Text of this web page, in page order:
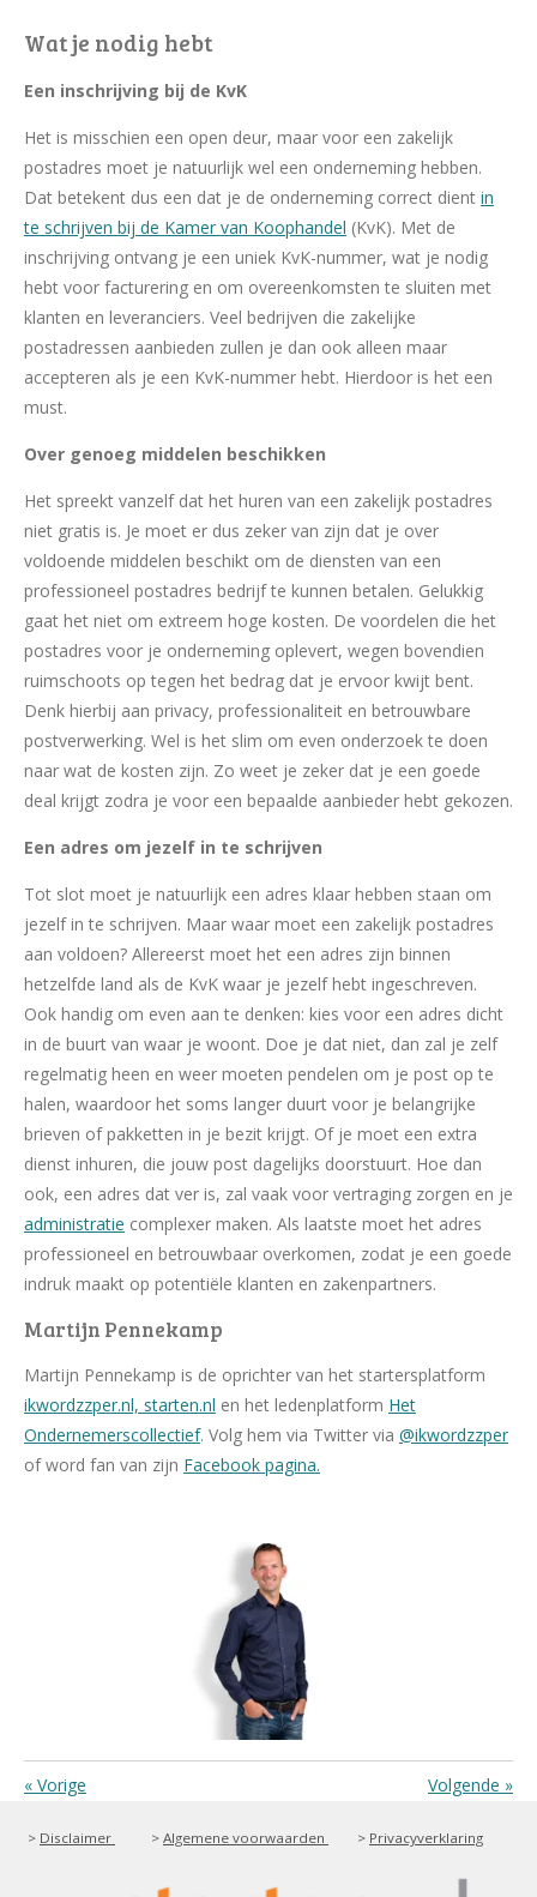
Wat je nodig hebt
Een inschrijving bij de KvK
Het is misschien een open deur, maar voor een zakelijk
postadres moet je natuurlijk wel een onderneming hebben.
Dat betekent dus een dat je de onderneming correct dient in
te schrijven bij de Kamer van Koophandel (KvK). Met de
inschrijving ontvang je een uniek KvK-nummer, wat je nodig
hebt voor facturering en om overeenkomsten te sluiten met
klanten en leveranciers. Veel bedrijven die zakelijke
postadressen aanbieden zullen je dan ook alleen maar
accepteren als je een KvK-nummer hebt. Hierdoor is het een
must.
Over genoeg middelen beschikken
Het spreekt vanzelf dat het huren van een zakelijk postadres
niet gratis is. Je moet er dus zeker van zijn dat je over
voldoende middelen beschikt om de diensten van een
professioneel postadres bedrijf te kunnen betalen. Gelukkig
gaat het niet om extreem hoge kosten. De voordelen die het
postadres voor je onderneming oplevert, wegen bovendien
ruimschoots op tegen het bedrag dat je ervoor kwijt bent.
Denk hierbij aan privacy, professionaliteit en betrouwbare
postverwerking. Wel is het slim om even onderzoek te doen
naar wat de kosten zijn. Zo weet je zeker dat je een goede
deal krijgt zodra je voor een bepaalde aanbieder hebt gekozen.
Een adres om jezelf in te schrijven
Tot slot moet je natuurlijk een adres klaar hebben staan om
jezelf in te schrijven. Maar waar moet een zakelijk postadres
aan voldoen? Allereerst moet het een adres zijn binnen
hetzelfde land als de KvK waar je jezelf hebt ingeschreven.
Ook handig om even aan te denken: kies voor een adres dicht
in de buurt van waar je woont. Doe je dat niet, dan zal je zelf
regelmatig heen en weer moeten pendelen om je post op te
halen, waardoor het soms langer duurt voor je belangrijke
brieven of pakketten in je bezit krijgt. Of je moet een extra
dienst inhuren, die jouw post dagelijks doorstuurt. Hoe dan
ook, een adres dat ver is, zal vaak voor vertraging zorgen en je
administratie complexer maken. Als laatste moet het adres
professioneel en betrouwbaar overkomen, zodat je een goede
indruk maakt op potentiële klanten en zakenpartners.
Martijn Pennekamp
Martijn Pennekamp is de oprichter van het startersplatform
ikwordzzper.nl, starten.nl en het ledenplatform Het
Ondernemerscollectief. Volg hem via Twitter via @ikwordzzper
of word fan van zijn Facebook pagina.
« Vorige Volgende »
> Disclaimer > Algemene voorwaarden > Privacyverklaring